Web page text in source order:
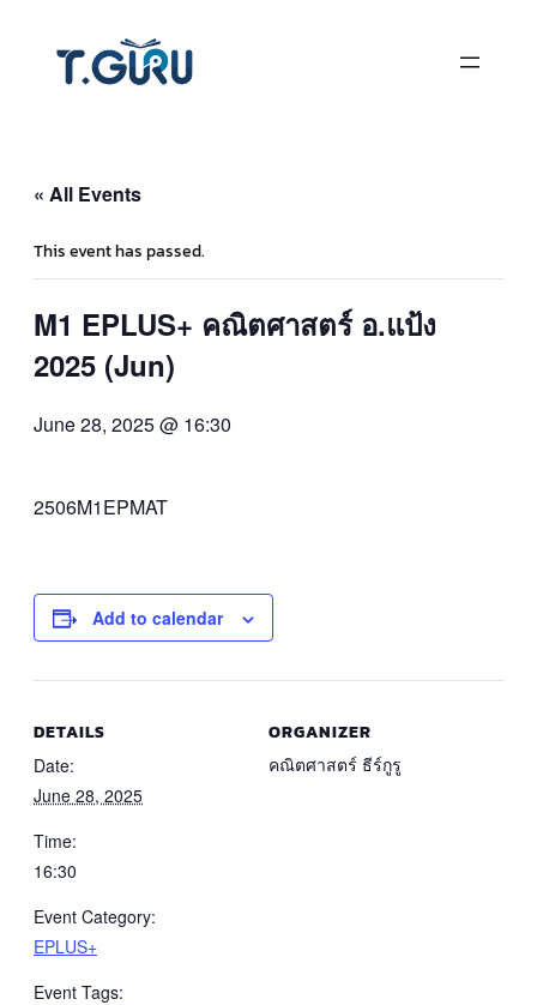
« All Events
This event has passed.
M1 EPLUS+ คณิตศาสตร์ อ.แป้ง
2025 (Jun)
June 28, 2025 @ 16:30
2506M1EPMAT
Add to calendar
DETAILS
Date:
June 28, 2025
Time:
16:30
Event Category:
EPLUS+
Event Tags:
ORGANIZER
คณิตศาสตร์ ธีร์กูรู